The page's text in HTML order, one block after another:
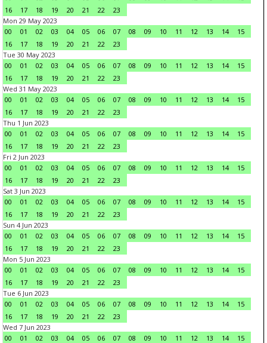
16
17 18 19 20 21 22
23
Mon 29 May 2023
00
01 02 03 04 05 06 07 08 09 10 11 12 13 14
15
16
17 18 19 20 21 22
23
Tue 30 May 2023
00
01 02 03 04 05 06 07 08 09 10 11 12 13 14
15
16
17 18 19 20 21 22
23
Wed 31 May 2023
00
01 02 03 04 05 06 07 08 09 10 11 12 13 14
15
16
17 18 19 20 21 22
23
Thu 1 Jun 2023
00
01 02 03 04 05 06 07 08 09 10 11 12 13 14
15
16
17 18 19 20 21 22
23
Fri 2 Jun 2023
00
01 02 03 04 05 06 07 08 09 10 11 12 13 14
15
16
17 18 19 20 21 22
23
Sat 3 Jun 2023
00
01 02 03 04 05 06 07 08 09 10 11 12 13 14
15
16
17 18 19 20 21 22
23
Sun 4 Jun 2023
00
01 02 03 04 05 06 07 08 09 10 11 12 13 14
15
16
17 18 19 20 21 22
23
Mon 5 Jun 2023
00
01 02 03 04 05 06 07 08 09 10 11 12 13 14
15
16
17 18 19 20 21 22
23
Tue 6 Jun 2023
00
01 02 03 04 05 06 07 08 09 10 11 12 13 14
15
16
17 18 19 20 21 22
23
Wed 7 Jun 2023
00
01 02 03 04 05 06 07 08 09 10 11 12 13 14
15